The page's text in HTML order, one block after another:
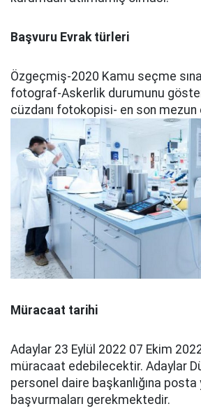
Başvuru Evrak türleri
Özgeçmiş-2020 Kamu seçme
fotograf-Askerlik durumunu
cüzdanı fotokopisi- en son
Müracaat tarihi
Adaylar 23 Eylül 2022 07 Ekim
müracaat edebilecektir. Adaylar
personel daire başkanlığına posta
başvurmaları gerekmektedir.